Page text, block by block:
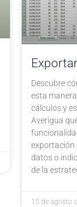
Descubre
esta
cálculos y
Averigua
exportación
datos o
de la
15 de agosto